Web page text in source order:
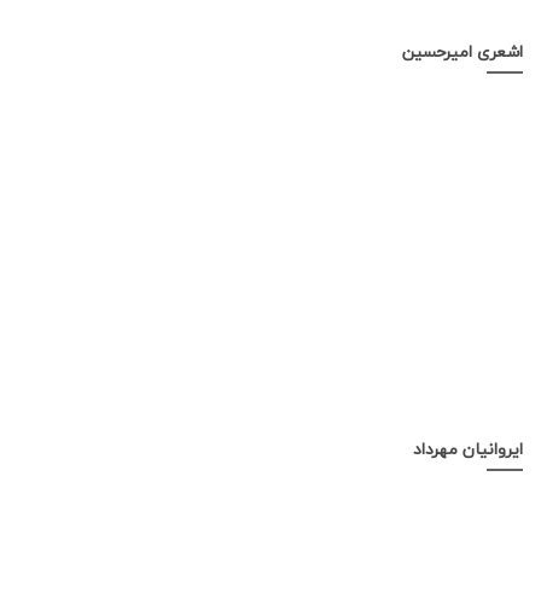
اشعری امیرحسین
ایروانیان مهرداد